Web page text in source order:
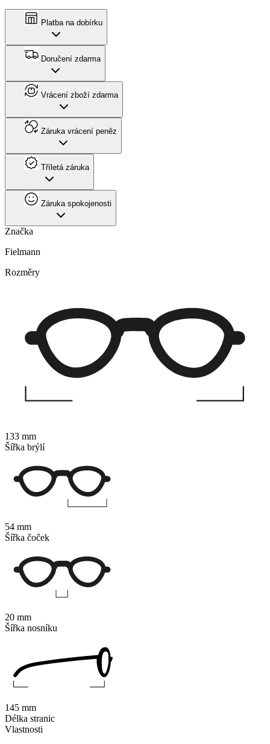
Platba na dobírku
Doručení zdarma
Vrácení zboží zdarma
Záruka vrácení peněz
Tříletá záruka
Záruka spokojenosti
Značka
Fielmann
Vlastnosti
Rozměry
133 mm
Šířka brýlí
54 mm
Šířka čoček
20 mm
Šířka nosníku
145 mm
Délka stranic